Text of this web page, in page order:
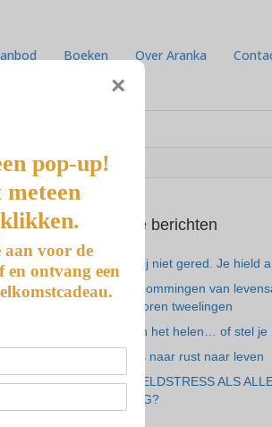
Boeken Over Aranka
Recente berichten
Je hebt mij niet gered. Je hield
De 7 vermommingen van
alleengeboren tweelingen
Ben je aan het helen… of stel
Van gemis naar rust naar leven
ALTIJD GELDSTRESS ALS
TWEELING?
×
pop-up!
meteen
aan voor de
en ontvang een